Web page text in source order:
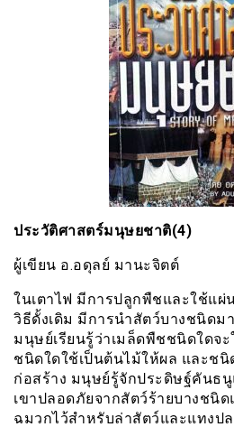
ประวัติศาสตร์มนุษยชาติ(4)
ผู้เขียน อ.อดุลย์ มานะจิตต์
ในเตาไฟ มีการปลูกพืชและใช้แผ่
วิธีดั้งเดิม มีการนำสัตว์บางชนิดม
มนุษย์เรียนรู้ว่าเมล็ดพืชชนิดใดจ
ชนิดใดใช้เป็นต้นไม้ให้ผล และชนิ
ก่อสร้าง มนุษย์รู้จักประดิษฐ์คันธ
เขาปลอดภัยจากสัตว์ร้ายบางชนิ
ฉมวกไว้สำหรับล่าสัตว์และแทงป